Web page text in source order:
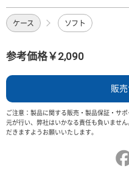
ケース ソフト
参考価格￥2,090
販
ご注意：製品に関する販売・製品保証・サ
元が行い、弊社はいかなる責任も負いませ
だきますようお願いいたします。